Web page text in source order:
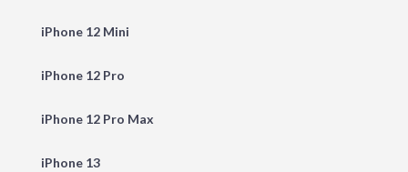
iPhone 12 Mini
iPhone 12 Pro
iPhone 12 Pro Max
iPhone 13